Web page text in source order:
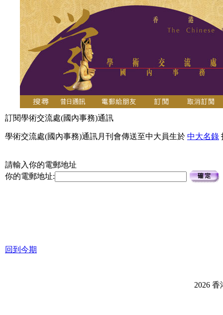
訂閱學術交流處(國內事務)通訊
學術交流處(國內事務)通訊月刊會傳送至中大員生於 中大名錄
請輸入你的電郵地址
你的電郵地址:
回到今期
2026